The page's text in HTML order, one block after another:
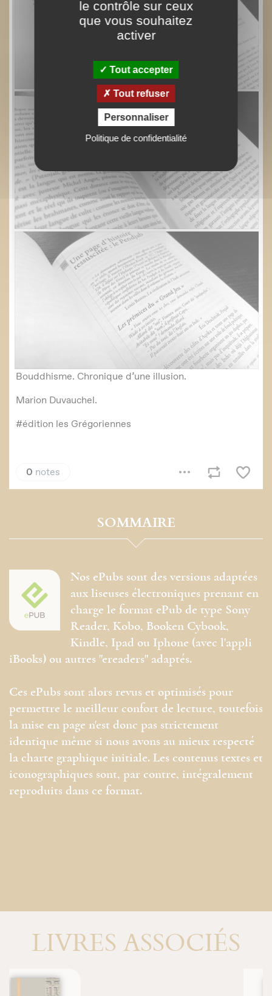
SOMMAIRE
Nos ePubs sont des versions adaptées
aux liseuses électroniques prenant en
charge le format ePub de type Sony
Reader, Kobo, Booken Cybook,
Kindle, Ipad ou Iphone (avec l'appli
iBooks) ou autres "ereaders" adaptés.
Ces ePubs sont alors revus et optimisés pour
permettre le meilleur confort de lecture, toutefois
la mise en page n'est donc pas strictement
identique même si nous avons au mieux respecté
la charte graphique initiale. Les contenus textes et
iconographiques sont, par contre, intégralement
reproduits dans ce format.
LIVRES ASSOCIÉS
le contrôle sur ceux
que vous souhaitez
activer
Tout accepter
Tout refuser
Personnaliser
Politique de confidentialité